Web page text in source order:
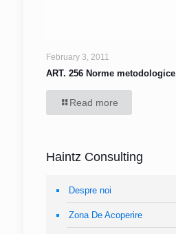
February 3, 2011
ART. 256 Norme metodologice
Read more
Haintz Consulting
Despre noi
Zona De Acoperire